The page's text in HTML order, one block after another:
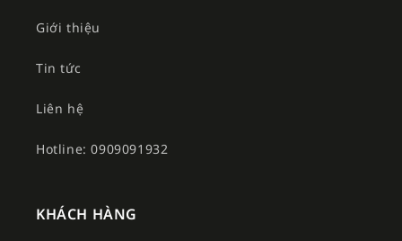
Giới thiệu
Tin tức
Liên hệ
Hotline: 0909091932
KHÁCH HÀNG